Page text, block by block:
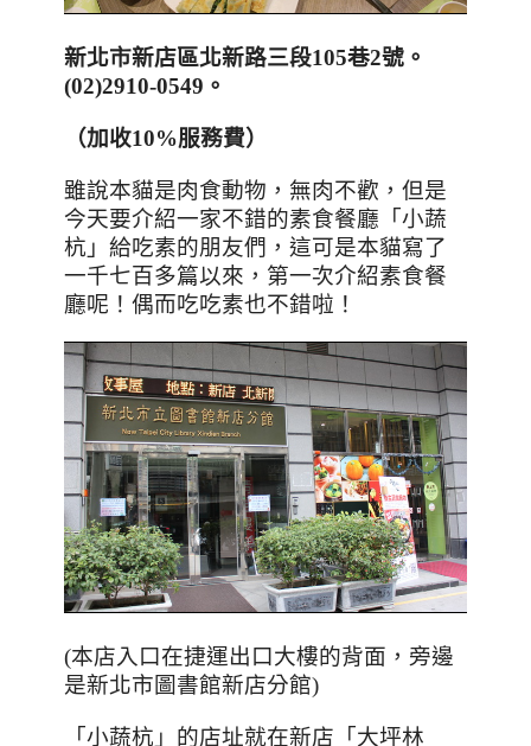
新北市新店區北新路三段105巷2號 。
(02)2910-0549 。
（加收10%服務費）
雖說本貓是肉食動物 ，無肉不歡，但是
今天要介紹一家不錯的素食餐廳「小蔬
杭」給吃素的朋友們，這可是本貓寫了
一千七百多篇以來，第一次介紹素食餐
廳呢！偶而吃吃素也不錯啦！
(本店入口在捷運出口大樓的背面，旁邊
是新北市圖書館新店分館)
「小蔬杭」的店址就在新店「大坪林